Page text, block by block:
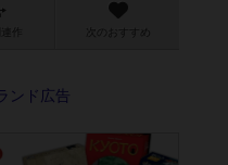
作 次のおすすめ